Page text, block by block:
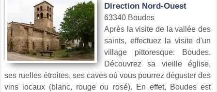
Direction Nord-Ouest
63340 Boudes
Après la visite de la vallée des
saints, effectuez la visite d'un
village pittoresque: Boudes.
Découvrez sa vieille église,
ses ruelles étroites, ses caves où vous pourrez déguster des
vins locaux (blanc, rouge ou rosé). En effet, Boudes est